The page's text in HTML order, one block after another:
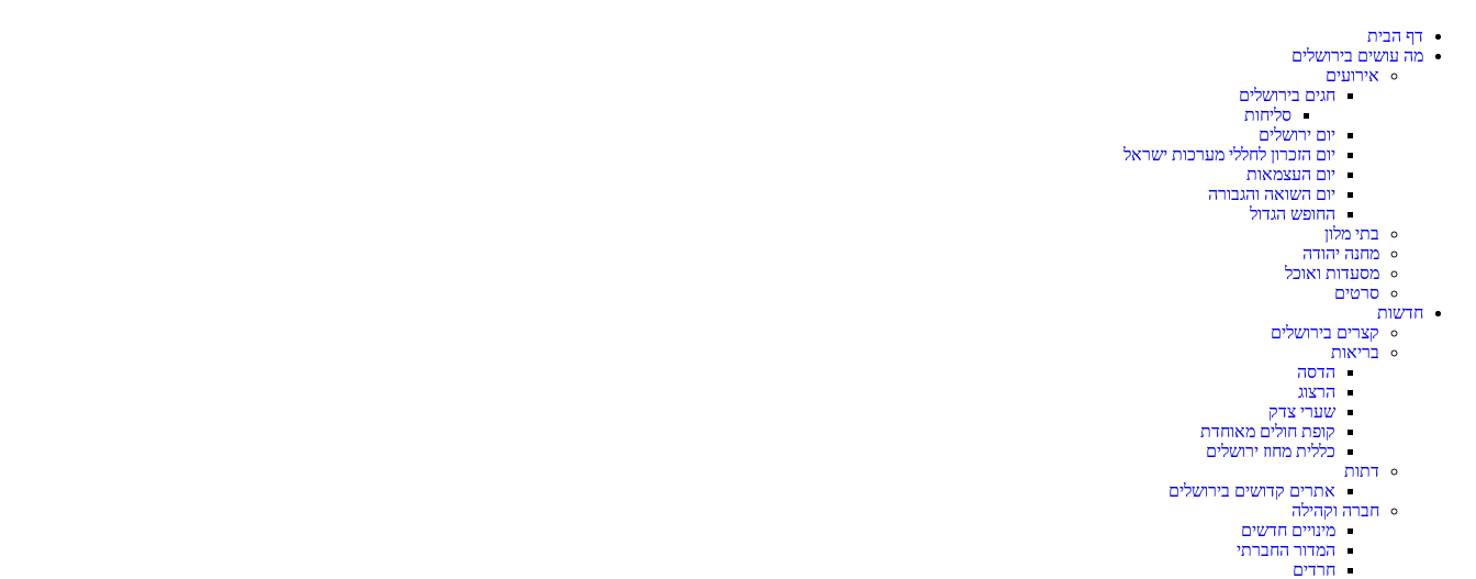
דף הבית
מה עושים בירושלים
אירועים
חגים בירושלים
סליחות
יום ירושלים
יום הזכרון לחללי מערכות ישראל
יום העצמאות
יום השואה והגבורה
החופש הגדול
בתי מלון
מחנה יהודה
מסעדות ואוכל
סרטים
חדשות
קצרים בירושלים
בריאות
הדסה
הרצוג
שערי צדק
קופת חולים מאוחדת
כללית מחוז ירושלים
דתות
אתרים קדושים בירושלים
חברה וקהילה
מינויים חדשים
המדור החברתי
חרדים